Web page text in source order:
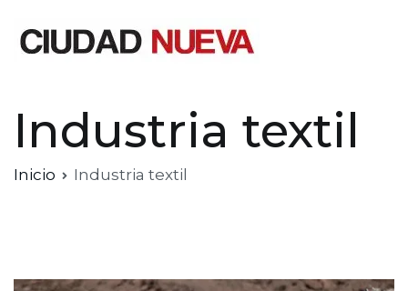
Industria textil
Inicio Industria textil